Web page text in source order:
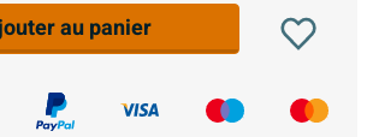
au panier